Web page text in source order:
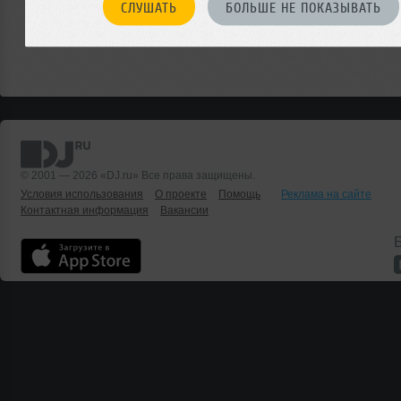
СЛУШАТЬ БОЛЬШЕ НЕ ПОКАЗЫВАТЬ
© 2001 — 2026 «DJ.ru» Все права защищены.
Условия использования
О проекте Помощь
Реклама на сайте
Контактная информация
Вакансии